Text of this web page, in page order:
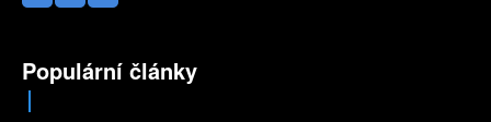
Populární články